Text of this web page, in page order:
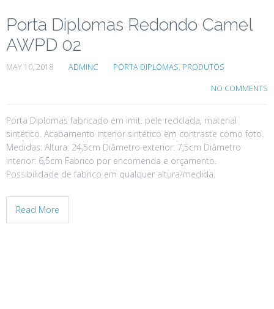
Porta Diplomas Redondo Camel
AWPD 02
MAY 10, 2018 ADMINC PORTA DIPLOMAS, PRODUTOS
NO COMMENTS
Porta Diplomas fabricado em imit. pele reciclada, material
sintético. Acabamento interior sintético em contraste como foto.
Medidas: Altura: 24,5cm Diâmetro exterior: 7,5cm Diâmetro
interior: 6,5cm Fabrico por encomenda e orçamento.
Possibilidade de fabrico em qualquer altura/medida.
Read More